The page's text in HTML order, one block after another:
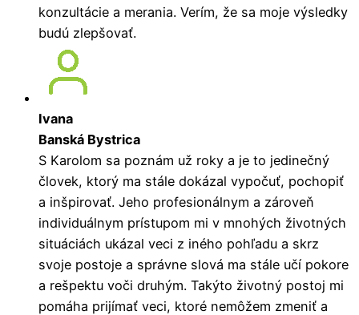
konzultácie a merania. Verím, že sa moje výsledky
budú zlepšovať.
Ivana
Banská Bystrica
S Karolom sa poznám už roky a je to jedinečný
človek, ktorý ma stále dokázal vypočuť, pochopiť
a inšpirovať. Jeho profesionálnym a zároveň
individuálnym prístupom mi v mnohých životných
situáciách ukázal veci z iného pohľadu a skrz
svoje postoje a správne slová ma stále učí pokore
a rešpektu voči druhým. Takýto životný postoj mi
pomáha prijímať veci, ktoré nemôžem zmeniť a